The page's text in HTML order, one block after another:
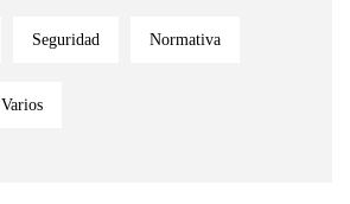
Seguridad Normativa
Varios